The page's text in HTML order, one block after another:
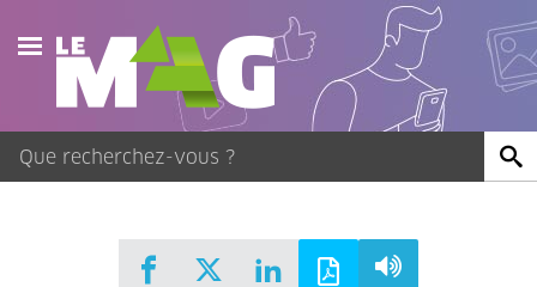
Actualités
Agenda
Publications